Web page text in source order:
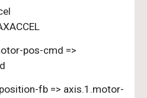
pos-cmd =>
fb => axis.1.motor-